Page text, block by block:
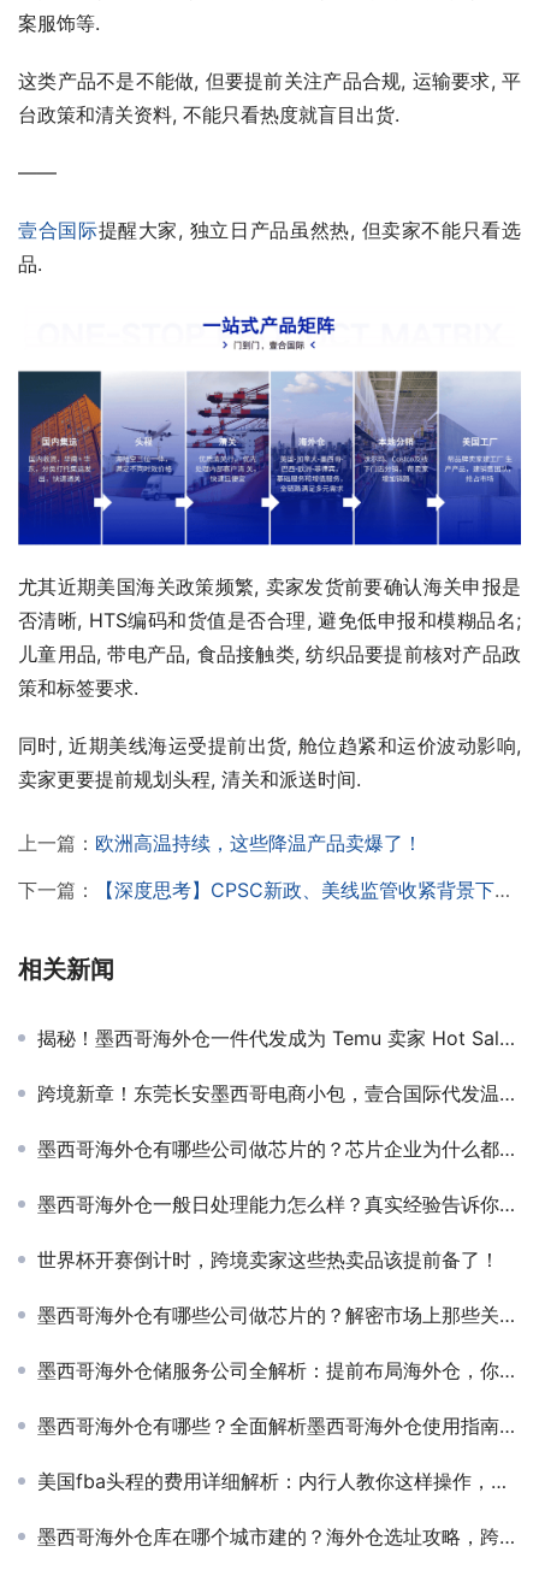
案服饰等.
这类产品不是不能做, 但要提前关注产品合规, 运输要求, 平
台政策和清关资料, 不能只看热度就盲目出货.
——
壹合国际提醒大家, 独立日产品虽然热, 但卖家不能只看选
品.
尤其近期美国海关政策频繁, 卖家发货前要确认海关申报是
否清晰, HTS编码和货值是否合理, 避免低申报和模糊品名;
儿童用品, 带电产品, 食品接触类, 纺织品要提前核对产品政
策和标签要求.
同时, 近期美线海运受提前出货, 舱位趋紧和运价波动影响,
卖家更要提前规划头程, 清关和派送时间.
上一篇： 欧洲高温持续，这些降温产品卖爆了！
下一篇：
【深度思考】CPSC新政、美线监管收紧背景下货代与母婴儿童用品行业深度机遇思考
相关新闻
揭秘！墨西哥海外仓一件代发成为 Temu 卖家 Hot Sale 制胜法宝的五大原因
跨境新章！东莞长安墨西哥电商小包，壹合国际代发温暖启程
墨西哥海外仓有哪些公司做芯片的？芯片企业为什么都盯上墨西哥？仓储优势一文讲透！
墨西哥海外仓一般日处理能力怎么样？真实经验告诉你：选对海外仓，效率翻倍！
世界杯开赛倒计时，跨境卖家这些热卖品该提前备了！
墨西哥海外仓有哪些公司做芯片的？解密市场上那些关键企业
墨西哥海外仓储服务公司全解析：提前布局海外仓，你就比对手快一步！
墨西哥海外仓有哪些？全面解析墨西哥海外仓使用指南，跨境卖家必看的仓储全攻略
美国fba头程的费用详细解析：内行人教你这样操作，省钱、省心、省时间全攻略！
墨西哥海外仓库在哪个城市建的？海外仓选址攻略，跨境卖家实操经验全解析！